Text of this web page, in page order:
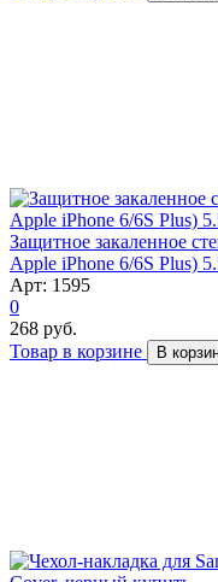
Защитное закаленное
Apple iPhone 6/6S Plus)
Арт: 1595
0
268 руб.
Товар в корзине
В